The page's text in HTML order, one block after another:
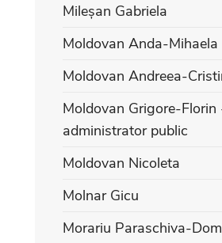
Mileșan Gabriela
Moldovan Anda-Mihaela
Moldovan Andreea-
Moldovan Grigore-Florin
administrator public
Moldovan Nicoleta
Molnar Gicu
Morariu Paraschiva-